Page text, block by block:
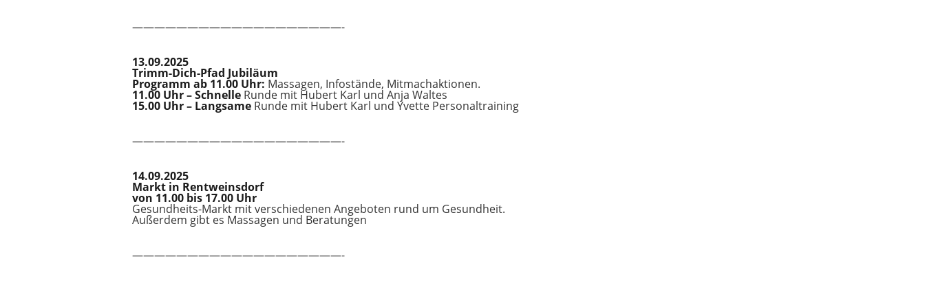
———————————————————-
13.09.2025
Trimm-Dich-Pfad Jubiläum
Programm ab 11.00 Uhr: Massagen, Infostände, Mitmachaktionen.
11.00 Uhr – Schnelle Runde mit Hubert Karl und Anja Waltes
15.00 Uhr – Langsame Runde mit Hubert Karl und Yvette Personaltraining
———————————————————-
14.09.2025
Markt in Rentweinsdorf
von 11.00 bis 17.00 Uhr
Gesundheits-Markt mit verschiedenen Angeboten rund um Gesundheit.
Außerdem gibt es Massagen und Beratungen
———————————————————-